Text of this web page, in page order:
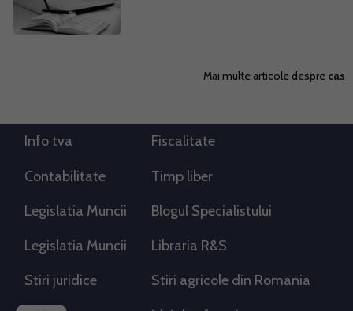
Mai multe articole despre cas
Info tva Fiscalitate
Contabilitate Timp liber
Legislatia Muncii Blogul Specialistului
Legislatia Muncii Libraria R&S
Stiri juridice Stiri agricole din Romania